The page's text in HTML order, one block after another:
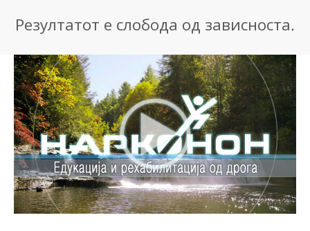
Резултатот е слобода од зависноста.